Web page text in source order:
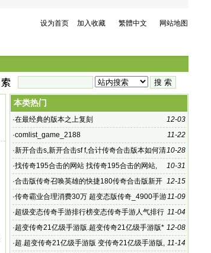
设为首页 加入收藏 繁體中文 网站地图
本类热门
12-03
·在最经典的版本之上复刻
11-22
·comlist_game_2188
10-28
·新开合击s,新开合击sf f,合计传奇合击版本如何清
除英雄数据
10-31
·找传奇195合击的网站 找传奇195合击的网站,
问：怎么样调整
12-15
·合击版传奇召唤英雄的快捷180传奇合击版新开
键是哪个
11-09
·传奇霸业合理消费30万 超变态版传奇_4900手游
传奇超变态版
11-04
·超级变态传奇手游排行榜变态传奇手游人气排行
榜是怎么样的呢？
12-08
·超变传奇21亿级手游版.超变传奇21亿级手游版*
玩更多新服逐日单职业光
11-14
·超.超变传奇21亿级手游版 变传奇21亿级手游版,